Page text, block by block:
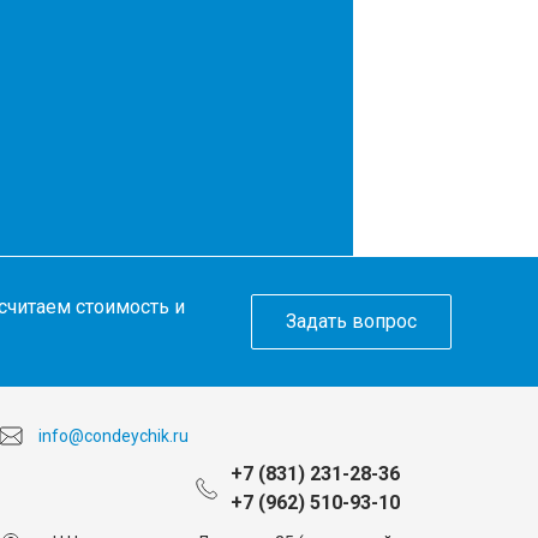
стоимость и
Задать вопрос
info@condeychik.ru
+7 (831) 231-28-36
+7 (962) 510-93-10